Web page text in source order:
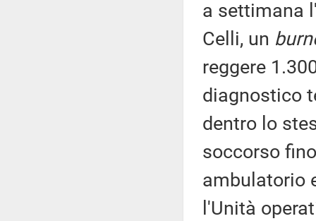
a settimana
Celli, un
reggere
diagnostico
dentro lo
soccorso
ambulatorio
l'Unità